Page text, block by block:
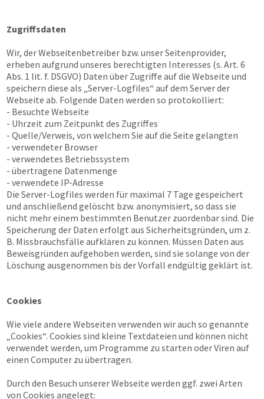
Zugriffsdaten
Wir, der Webseitenbetreiber bzw. unser Seitenprovider,
erheben aufgrund unseres berechtigten Interesses (s. Art. 6
Abs. 1 lit. f. DSGVO) Daten über Zugriffe auf die Webseite und
speichern diese als „Server-Logfiles“ auf dem Server der
Webseite ab. Folgende Daten werden so protokolliert:
- Besuchte Webseite
- Uhrzeit zum Zeitpunkt des Zugriffes
- Quelle/Verweis, von welchem Sie auf die Seite gelangten
- verwendeter Browser
- verwendetes Betriebssystem
- übertragene Datenmenge
- verwendete IP-Adresse
Die Server-Logfiles werden für maximal 7 Tage gespeichert
und anschließend gelöscht bzw. anonymisiert, so dass sie
nicht mehr einem bestimmten Benutzer zuordenbar sind. Die
Speicherung der Daten erfolgt aus Sicherheitsgründen, um z.
B. Missbrauchsfälle aufklären zu können. Müssen Daten aus
Beweisgründen aufgehoben werden, sind sie solange von der
Löschung ausgenommen bis der Vorfall endgültig geklärt ist.
Cookies
Wie viele andere Webseiten verwenden wir auch so genannte
„Cookies“. Cookies sind kleine Textdateien und können nicht
verwendet werden, um Programme zu starten oder Viren auf
einen Computer zu übertragen.
Durch den Besuch unserer Webseite werden ggf. zwei Arten
von Cookies angelegt: